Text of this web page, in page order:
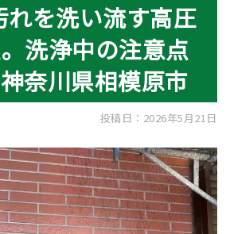
れを洗い流す高圧
洗浄中の注意点
奈川県相模原市
投稿日：2026年5月21日